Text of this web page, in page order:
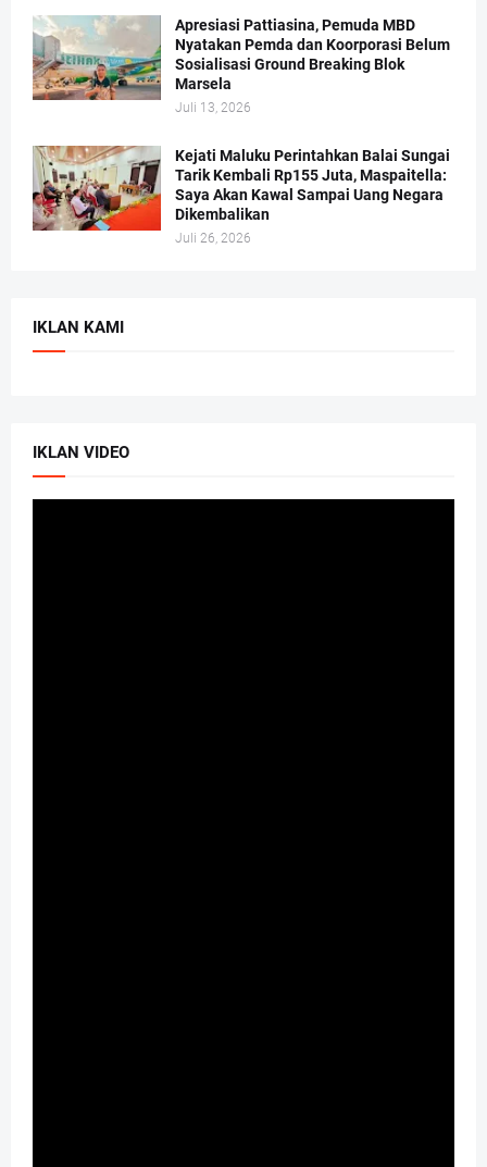
Apresiasi Pattiasina, Pemuda MBD
Nyatakan Pemda dan Koorporasi Belum
Sosialisasi Ground Breaking Blok
Marsela
Juli 13, 2026
Kejati Maluku Perintahkan Balai Sungai
Tarik Kembali Rp155 Juta, Maspaitella:
Saya Akan Kawal Sampai Uang Negara
Dikembalikan
Juli 26, 2026
IKLAN KAMI
IKLAN VIDEO